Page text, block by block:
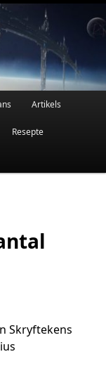
Artikels
Resepte
Skryftekens